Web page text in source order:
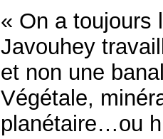
« On a toujours
Javouhey
et non une
Végétale,
planétaire…ou